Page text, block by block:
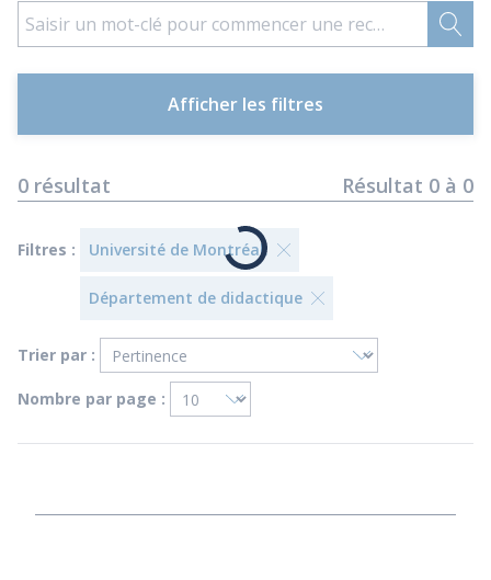
Afficher les filtres
0 résultat Résultat 0 à 0
Filtres : Université de Montréal.
Département de didactique
Trier par :
Nombre par page :